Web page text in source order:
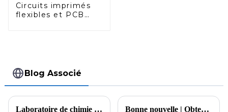
Circuits imprimés
flexibles et PCB
Blog Associé
Laboratoire de chimie des PCB Laboratoire de physique des PCB Assurance qualité de classe mondiale Bonne nouvelle | Obtention d'un brevet pour un dispositif de test pour les puces de terminaux Beidou